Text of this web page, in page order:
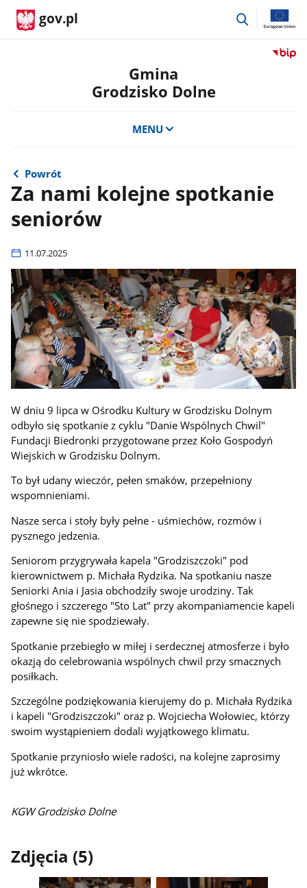
gov.pl
przejdź
Przejdź
Gmina
Grodzisko Dolne
MENU
Powrót
Za nami kolejne spotkanie
seniorów
11.07.2025
W dniu 9 lipca w Ośrodku Kultury w Grodzisku Dolnym
odbyło sięspotkanie z cyklu "Danie Wspólnych Chwil"
Fundacji Biedronki przygotowane przez Koło Gospodyń
Wiejskich w Grodzisku Dolnym.
To byłudany wieczór, pełen smaków, przepełniony
wspomnieniami.
Nasze serca i stoły były pełne - uśmiechów, rozmów i
pysznego jedzenia.
Seniorom przygrywała kapela "Grodziszczoki" pod
kierownictwem p. Michała Rydzika. Na spotkaniu nasze
Seniorki Ania i Jasia obchodziły swoje urodziny. Tak
głośnego i szczerego "Sto Lat" przy akompaniamencie kapeli
zapewne sięnie spodziewały.
Spotkanie przebiegło w miłej i serdecznej atmosferze i było
okazjądo celebrowania wspólnych chwil przy smacznych
posiłkach.
Szczególne podziękowania kierujemy do p. Michała Rydzika
i kapeli "Grodziszczoki" oraz p. Wojciecha Wołowiec, którzy
swoim wystąpieniem dodali wyjątkowego klimatu.
Spotkanie przyniosło wiele radości, na kolejne zaprosimy
jużwkrótce.
KGW Grodzisko Dolne
Zdjęcia (5)